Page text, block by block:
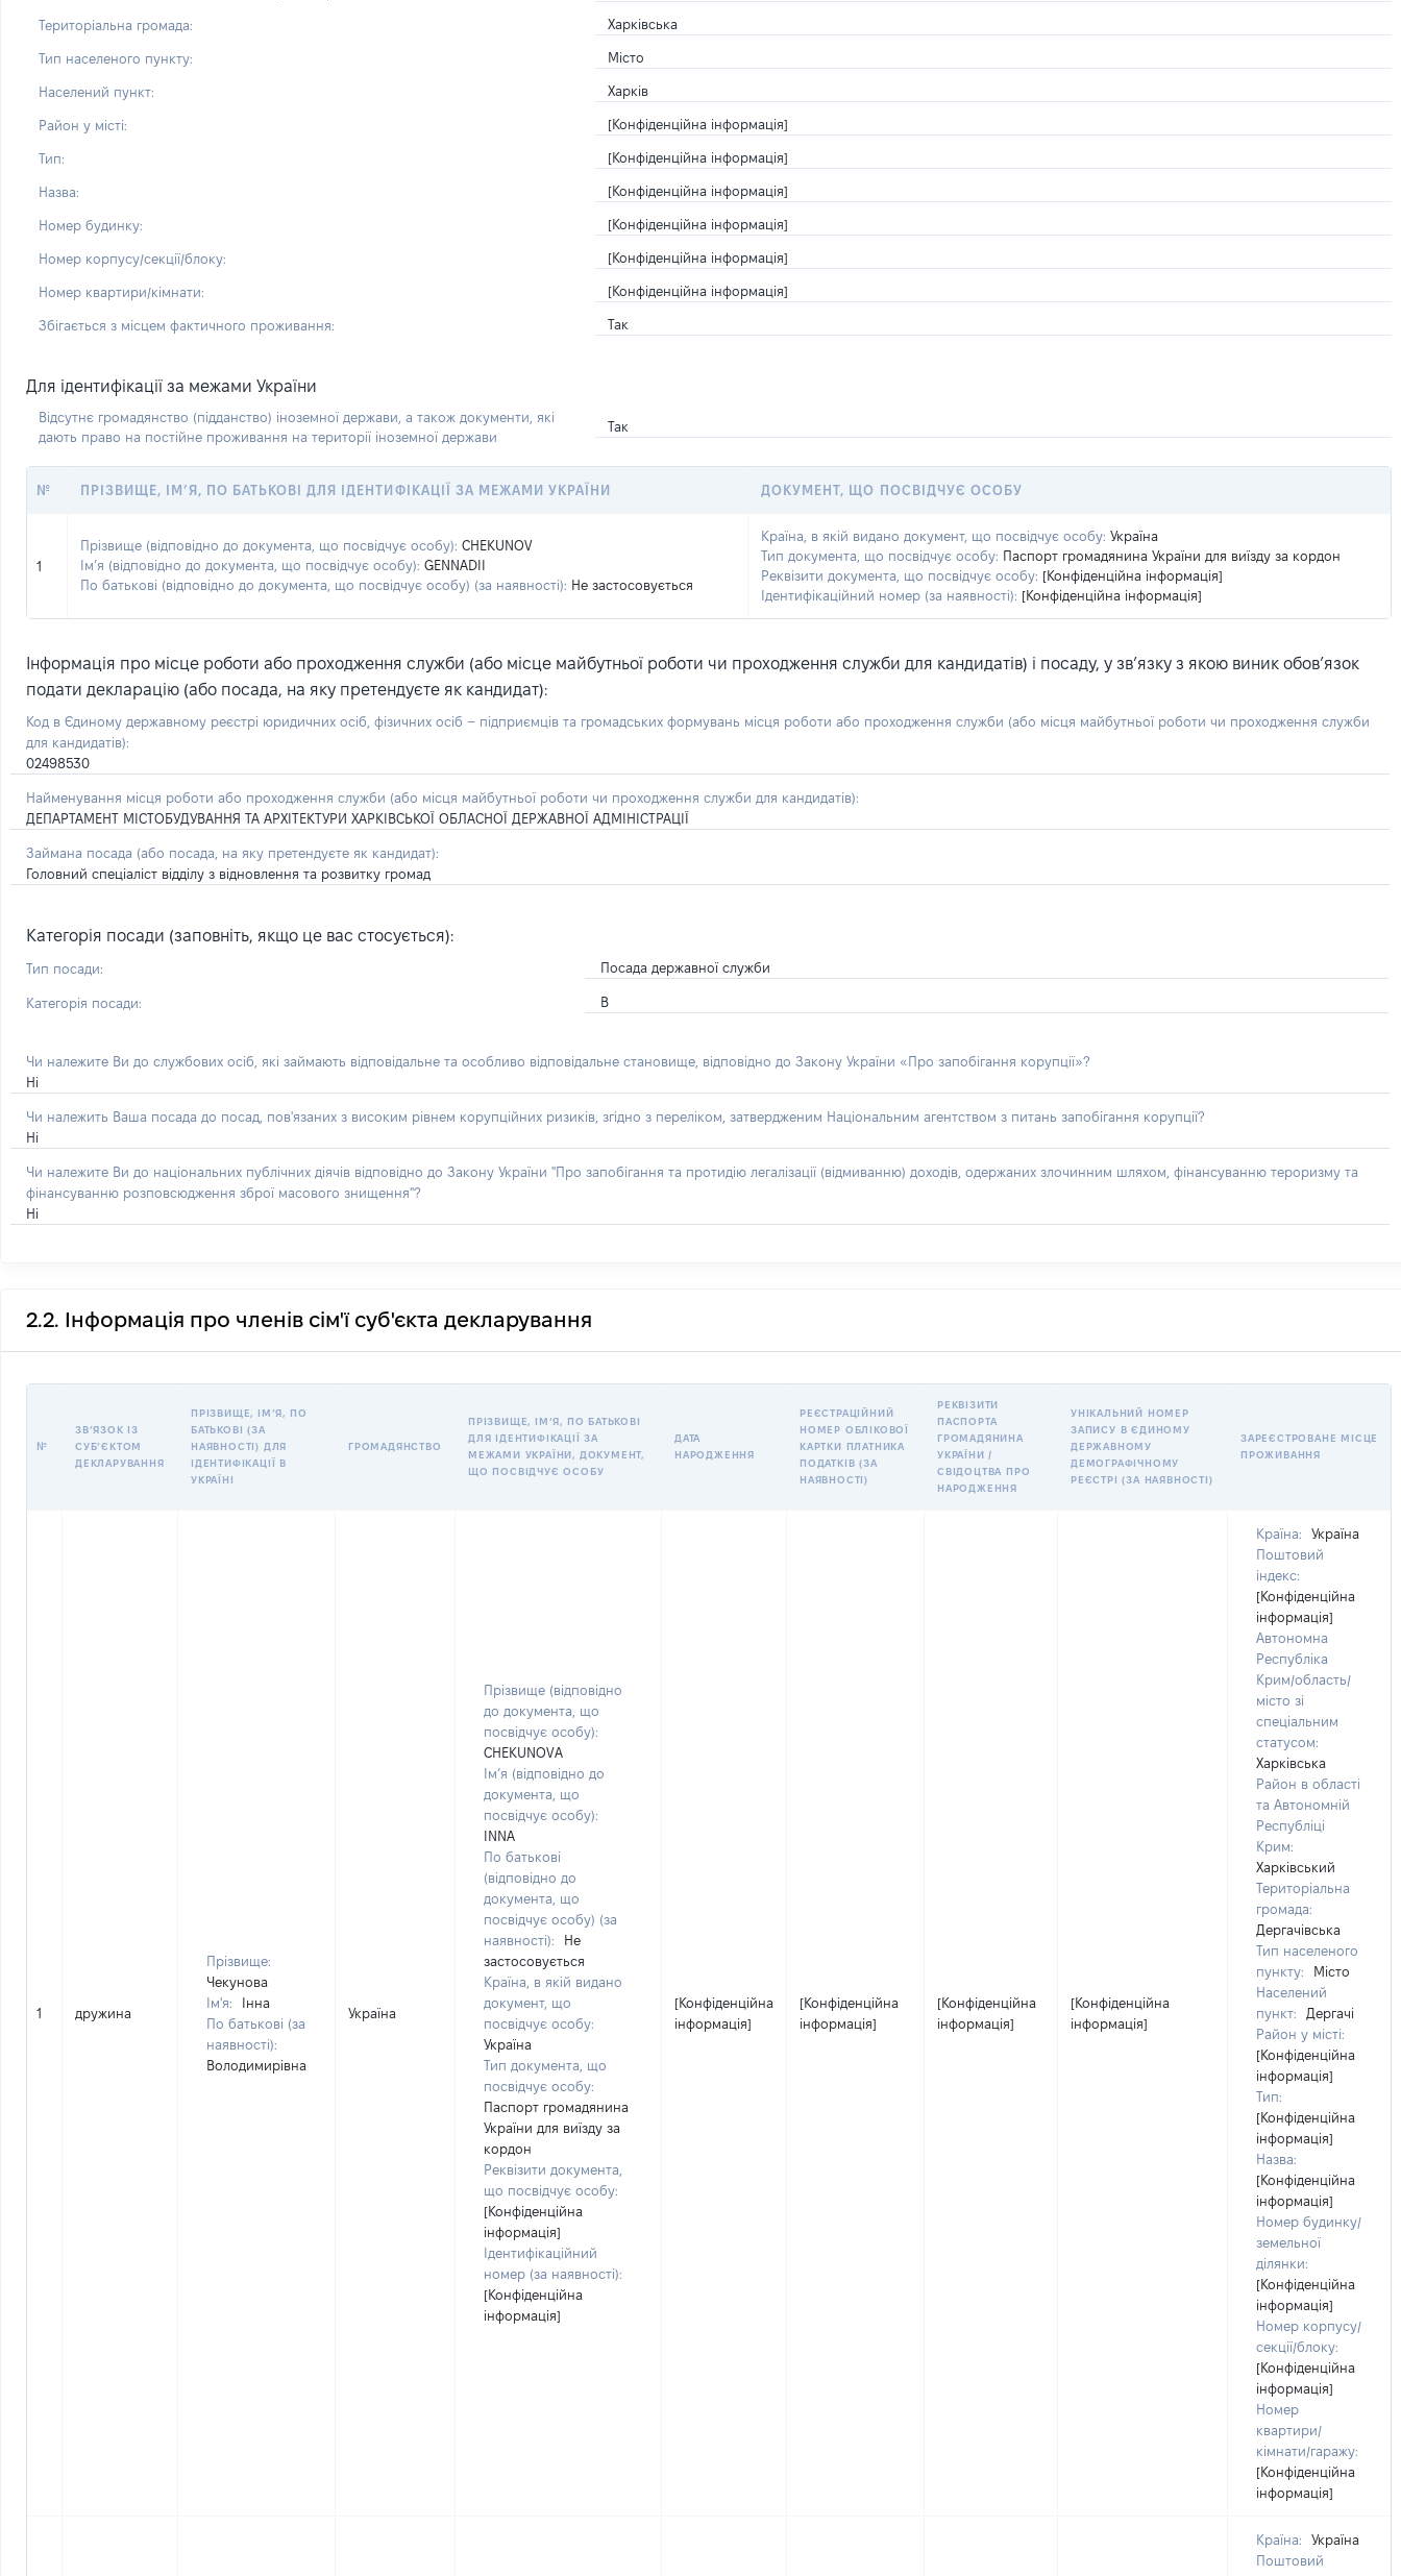
Територіальна громада: Харківська
Тип населеного пункту: Місто
Населений пункт: Харків
Район у місті: [Конфіденційна інформація]
Тип: [Конфіденційна інформація]
Назва: [Конфіденційна інформація]
Номер будинку: [Конфіденційна інформація]
Номер корпусу/секції/блоку: [Конфіденційна інформація]
Номер квартири/кімнати: [Конфіденційна інформація]
Збігається з місцем фактичного проживання: Так
Для ідентифікації за межами України
Відсутнє громадянство (підданство) іноземної держави, а також документи, які
дають право на постійне проживання на території іноземної держави
Так
№ ПРІЗВИЩЕ, ІМ’Я, ПО БАТЬКОВІ ДЛЯ ІДЕНТИФІКАЦІЇ ЗА МЕЖАМИ УКРАЇНИ ДОКУМЕНТ, ЩО ПОСВІДЧУЄ ОСОБУ
1
Прізвище (відповідно до документа, що посвідчує особу): CHEKUNOV
Ім’я (відповідно до документа, що посвідчує особу): GENNADII
По батькові (відповідно до документа, що посвідчує особу) (за наявності): Не застосовується
Країна, в якій видано документ, що посвідчує особу: Україна
Тип документа, що посвідчує особу: Паспорт громадянина України для виїзду за кордон
Реквізити документа, що посвідчує особу: [Конфіденційна інформація]
Ідентифікаційний номер (за наявності): [Конфіденційна інформація]
Інформація про місце роботи або проходження служби (або місце майбутньої роботи чи проходження служби для кандидатів) і посаду, у зв’язку з якою виник обов’язок
подати декларацію (або посада, на яку претендуєте як кандидат):
Код в Єдиному державному реєстрі юридичних осіб, фізичних осіб – підприємців та громадських формувань місця роботи або проходження служби (або місця майбутньої роботи чи проходження служби
для кандидатів):
02498530
Найменування місця роботи або проходження служби (або місця майбутньої роботи чи проходження служби для кандидатів):
ДЕПАРТАМЕНТ МІСТОБУДУВАННЯ ТА АРХІТЕКТУРИ ХАРКІВСЬКОЇ ОБЛАСНОЇ ДЕРЖАВНОЇ АДМІНІСТРАЦІЇ
Займана посада (або посада, на яку претендуєте як кандидат):
Головний спеціаліст відділу з відновлення та розвитку громад
Категорія посади (заповніть, якщо це вас стосується):
Тип посади: Посада державної служби
Категорія посади: В
Чи належите Ви до службових осіб, які займають відповідальне та особливо відповідальне становище, відповідно до Закону України «Про запобігання корупції»?
Ні
Чи належить Ваша посада до посад, пов'язаних з високим рівнем корупційних ризиків, згідно з переліком, затвердженим Національним агентством з питань запобігання корупції?
Ні
Чи належите Ви до національних публічних діячів відповідно до Закону України "Про запобігання та протидію легалізації (відмиванню) доходів, одержаних злочинним шляхом, фінансуванню тероризму та
фінансуванню розповсюдження зброї масового знищення"?
Ні
2.2. Інформація про членів сім'ї суб'єкта декларування
№
ЗВʼЯЗОК ІЗ
СУБʼЄКТОМ
ДЕКЛАРУВАННЯ
ПРІЗВИЩЕ, ІМʼЯ, ПО
БАТЬКОВІ (ЗА
НАЯВНОСТІ) ДЛЯ
ІДЕНТИФІКАЦІЇ В
УКРАЇНІ
ГРОМАДЯНСТВО
ПРІЗВИЩЕ, ІМʼЯ, ПО БАТЬКОВІ
ДЛЯ ІДЕНТИФІКАЦІЇ ЗА
МЕЖАМИ УКРАЇНИ, ДОКУМЕНТ,
ЩО ПОСВІДЧУЄ ОСОБУ
ДАТА
НАРОДЖЕННЯ
РЕЄСТРАЦІЙНИЙ
НОМЕР ОБЛІКОВОЇ
КАРТКИ ПЛАТНИКА
ПОДАТКІВ (ЗА
НАЯВНОСТІ)
РЕКВІЗИТИ
ПАСПОРТА
ГРОМАДЯНИНА
УКРАЇНИ /
СВІДОЦТВА ПРО
НАРОДЖЕННЯ
УНІКАЛЬНИЙ НОМЕР
ЗАПИСУ В ЄДИНОМУ
ДЕРЖАВНОМУ
ДЕМОГРАФІЧНОМУ
РЕЄСТРІ (ЗА НАЯВНОСТІ)
ЗАРЕЄСТРОВАНЕ МІСЦЕ
ПРОЖИВАННЯ
1 дружина
Прізвище:
Чекунова
Ім'я:
Інна
По батькові (за
наявності):
Володимирівна
Україна
Прізвище (відповідно
до документа, що
посвідчує особу):
CHEKUNOVA
Ім’я (відповідно до
документа, що
посвідчує особу):
INNA
По батькові
(відповідно до
документа, що
посвідчує особу) (за
наявності):
Не
застосовується
Країна, в якій видано
документ, що
посвідчує особу:
Україна
Тип документа, що
посвідчує особу:
Паспорт громадянина
України для виїзду за
кордон
Реквізити документа,
що посвідчує особу:
[Конфіденційна
інформація]
Ідентифікаційний
номер (за наявності):
[Конфіденційна
інформація]
[Конфіденційна
інформація]
[Конфіденційна
інформація]
[Конфіденційна
інформація]
[Конфіденційна
інформація]
Країна:
Україна
Поштовий
індекс:
[Конфіденційна
інформація]
Автономна
Республіка
Крим/область/
місто зі
спеціальним
статусом:
Харківська
Район в області
та Автономній
Республіці
Крим:
Харківський
Територіальна
громада:
Дергачівська
Тип населеного
пункту:
Місто
Населений
пункт:
Дергачі
Район у місті:
[Конфіденційна
інформація]
Тип:
[Конфіденційна
інформація]
Назва:
[Конфіденційна
інформація]
Номер будинку/
земельної
ділянки:
[Конфіденційна
інформація]
Номер корпусу/
секції/блоку:
[Конфіденційна
інформація]
Номер
квартири/
кімнати/гаражу:
[Конфіденційна
інформація]
Країна:
Україна
Поштовий